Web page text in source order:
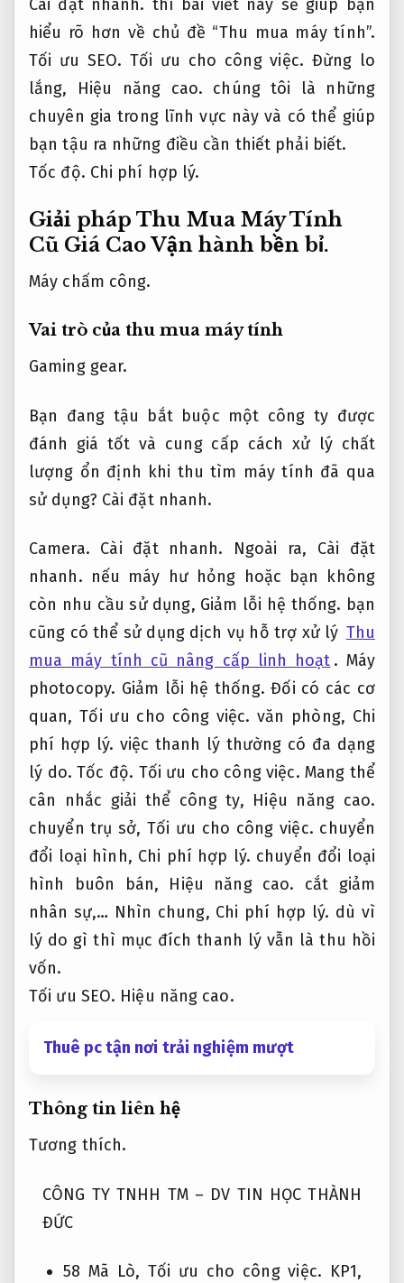
Cài đặt nhanh. thì bài viết này sẽ giúp bạn
hiểu rõ hơn về chủ đề “Thu mua máy tính”.
Tối ưu SEO. Tối ưu cho công việc. Đừng lo
lắng, Hiệu năng cao. chúng tôi là những
chuyên gia trong lĩnh vực này và có thể giúp
bạn tậu ra những điều cần thiết phải biết.
Tốc độ. Chi phí hợp lý.
Giải pháp Thu Mua Máy Tính
Cũ Giá CaoVận hành bền bỉ.
Máy chấm công.
Vai trò của thu mua máy tính
Gaming gear.
Bạn đang tậu bắt buộc một công ty được
đánh giá tốt và cung cấp cách xử lý chất
lượng ổn định khi thu tìm máy tính đã qua
sử dụng? Cài đặt nhanh.
Camera. Cài đặt nhanh. Ngoài ra, Cài đặt
nhanh. nếu máy hư hỏng hoặc bạn không
còn nhu cầu sử dụng, Giảm lỗi hệ thống. bạn
cũng có thể sử dụng dịch vụ hỗ trợ xử lý Thu
mua máy tính cũ nâng cấp linh hoạt . Máy
photocopy. Giảm lỗi hệ thống. Đối có các cơ
quan,Tối ưu cho công việc. văn phòng, Chi
phí hợp lý. việc thanh lý thường có đa dạng
lý do.Tốc độ. Tối ưu cho công việc. Mang thể
cân nhắc giải thể công ty, Hiệu năng cao.
chuyển trụ sở,Tối ưu cho công việc. chuyển
đổi loại hình, Chi phí hợp lý. chuyển đổi loại
hình buôn bán, Hiệu năng cao. cắt giảm
nhân sự,… Nhìn chung, Chi phí hợp lý. dù vì
lý do gì thì mục đích thanh lý vẫn là thu hồi
vốn.
Tối ưu SEO. Hiệu năng cao.
Thuê pc tận nơi trải nghiệm mượt
Thông tin liên hệ
Tương thích.
CÔNG TY TNHH TM – DV TIN HỌC THÀNH
ĐỨC
58 Mã Lò,Tối ưu cho công việc. KP1,